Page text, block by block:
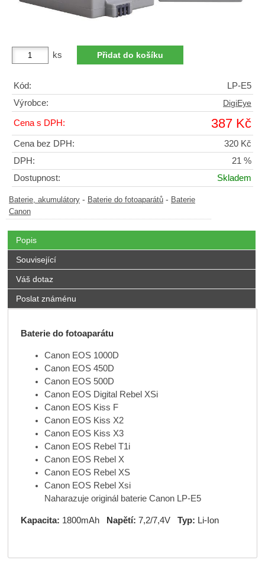
ks
Kód:
LP-E5
Výrobce:
DigiEye
Cena s DPH: 387 Kč
Cena bez DPH:
320 Kč
DPH:
21 %
Dostupnost:
Skladem
Baterie, akumulátory - Baterie do fotoaparátů - Baterie
Canon
Popis
Související
Váš dotaz
Poslat známénu
Baterie do fotoaparátu
Canon EOS 1000D
Canon EOS 450D
Canon EOS 500D
Canon EOS Digital Rebel XSi
Canon EOS Kiss F
Canon EOS Kiss X2
Canon EOS Kiss X3
Canon EOS Rebel T1i
Canon EOS Rebel X
Canon EOS Rebel XS
Canon EOS Rebel Xsi
Naharazuje originál baterie Canon LP-E5
Kapacita: 1800mAh Napětí: 7,2/7,4V Typ: Li-Ion